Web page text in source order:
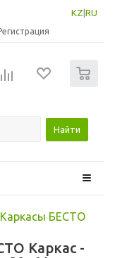
KZ RU
Найти
Каркасы БЕСТО
Каркас -